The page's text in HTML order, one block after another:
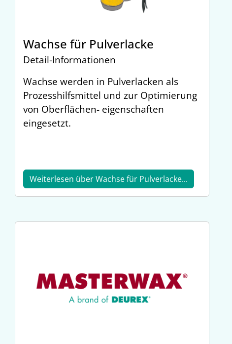
Wachse für Pulverlacke
Detail-Informationen
Wachse werden in Pulverlacken als
Prozesshilfsmittel und zur Optimierung
von Oberflächen- eigenschaften
eingesetzt.
Weiterlesen über Wachse für Pulverlacke...